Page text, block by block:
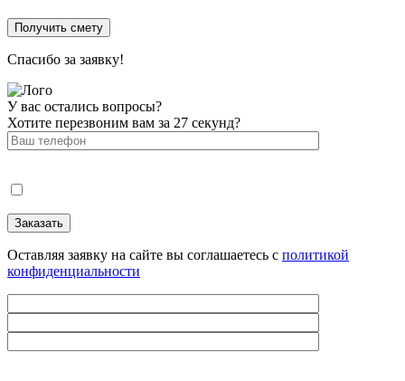
Спасибо за заявку!
У вас остались вопросы?
Хотите перезвоним вам за 27 секунд?
Оставляя заявку на сайте вы соглашаетесь с политикой
конфиденциальности